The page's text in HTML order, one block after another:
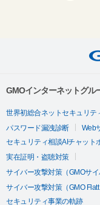
GMOインターネットグル
世界初総合ネットセキュリテ
パスワード漏洩診断
Web
セキュリティ相談AIチャット
実在証明・盗聴対策
サイバー攻撃対策（GMOサ
サイバー攻撃対策（GMO Flatt
セキュリティ事業の軌跡